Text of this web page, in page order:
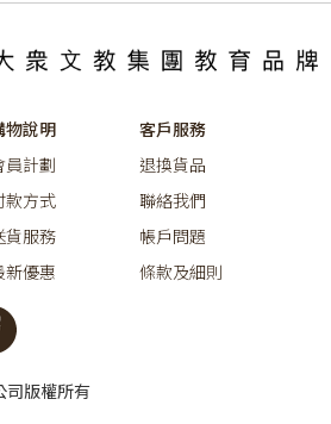
物說明
員計劃
款方式
貨服務
新優惠
客戶服務
退換貨品
聯絡我們
帳戶問題
條款及細則
版權所有